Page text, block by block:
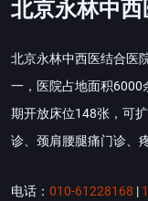
北京永林中
北京永林中西医结合医
一，医院占地面积6000
期开放床位148张，可
诊、颈肩腰腿痛门诊、
电话： 010-61228168 |